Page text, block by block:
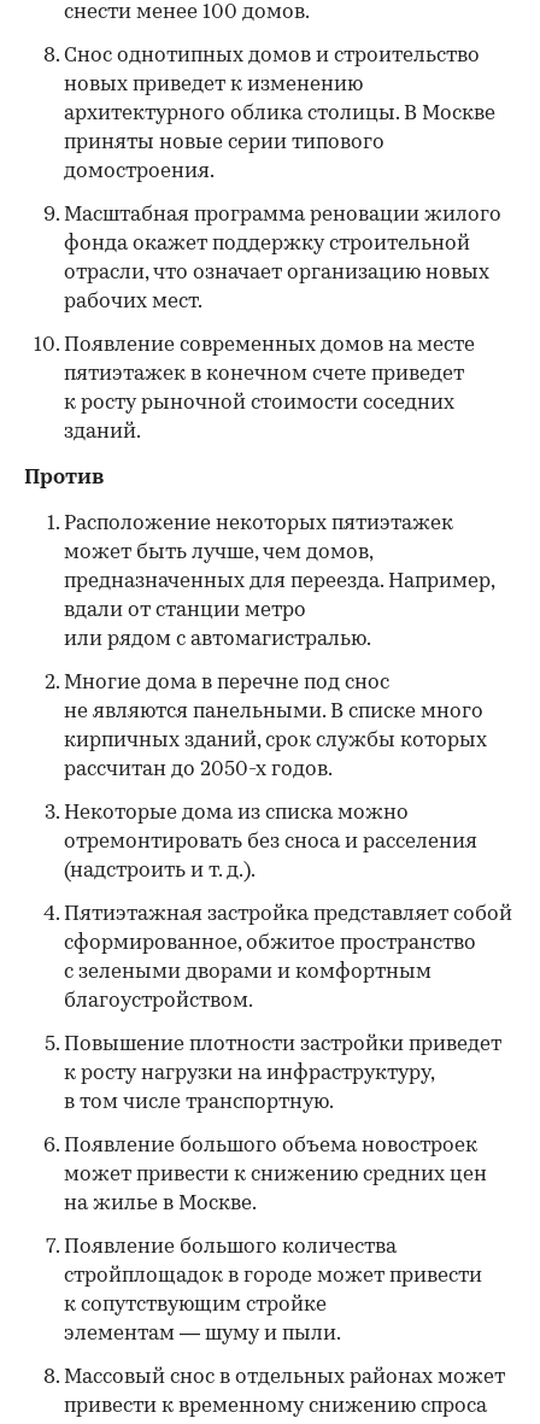
снести менее 100 домов.
Снос однотипных домов и строительство
новых приведет к изменению
архитектурного облика столицы. В Москве
приняты новые серии типового
домостроения.
Масштабная программа реновации жилого
фонда окажет поддержку строительной
отрасли, что означает организацию новых
рабочих мест.
Появление современных домов на месте
пятиэтажек в конечном счете приведет
к росту рыночной стоимости соседних
зданий.
Против
Расположение некоторых пятиэтажек
может быть лучше, чем домов,
предназначенных для переезда. Например,
вдали от станции метро
или рядом с автомагистралью.
Многие дома в перечне под снос
не являются панельными. В списке много
кирпичных зданий, срок службы которых
рассчитан до 2050-х годов.
Некоторые дома из списка можно
отремонтировать без сноса и расселения
(надстроить и т. д.).
Пятиэтажная застройка представляет собой
сформированное, обжитое пространство
с зелеными дворами и комфортным
благоустройством.
Повышение плотности застройки приведет
к росту нагрузки на инфраструктуру,
в том числе транспортную.
Появление большого объема новостроек
может привести к снижению средних цен
на жилье в Москве.
Появление большого количества
стройплощадок в городе может привести
к сопутствующим стройке
элементам — шуму и пыли.
Массовый снос в отдельных районах может
привести к временному снижению спроса